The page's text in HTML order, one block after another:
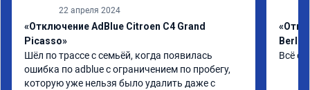
22 апреля 2024
«Отключение AdBlue Citroen C4 Grand
Picasso»
Шёл по трассе с семьёй, когда появилась
ошибка по adblue с ограничением по пробегу,
которую уже нельзя было удалить даже с
Всё